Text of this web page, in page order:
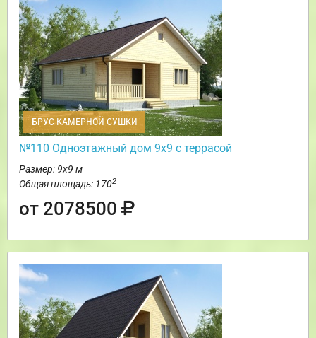
БРУС КАМЕРНОЙ СУШКИ
№110 Одноэтажный дом 9х9 с террасой
Размер: 9х9 м
Общая площадь: 1702
от 2078500